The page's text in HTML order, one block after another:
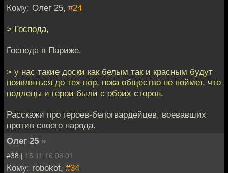
Кому: Олег 25, #24
> Господа,
Господа в Париже.
> у нас такие доски как белым так и красным будут
появляться до тех пор, пока общество не поймет, что
подлецы и герои были с обоих сторон.
Расскажи про героев-белогвардейцев, воевавших
против своего народа.
Олег 25 »
#38 | 15.11.16 08:01
Кому: robokot, #34